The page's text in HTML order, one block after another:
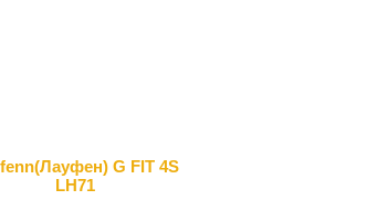
G FIT 4S
LH71